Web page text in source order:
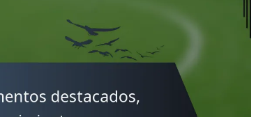
Spanish (ES)
Czech (CZ)
French (FR)